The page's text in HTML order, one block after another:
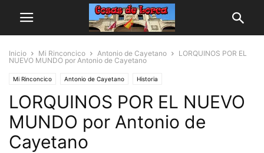
Inicio Mi Rinconcico Antonio de Cayetano
LORQUINOS POR EL
NUEVO MUNDO por Antonio de Cayetano
Mi Rinconcico Antonio de Cayetano Historia
LORQUINOS POR EL NUEVO
MUNDO por Antonio de
Cayetano